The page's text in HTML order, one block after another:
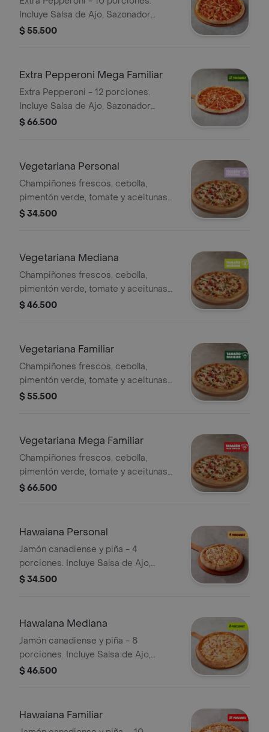
Incluye Salsa de Ajo, Sazonador
Pimienta Roja y Pepperoncini.
$ 55.500
Extra Pepperoni Mega Familiar
Extra Pepperoni - 12 porciones.
Incluye Salsa de Ajo, Sazonador
Pimienta Roja y Pepperoncini.
$ 66.500
Vegetariana Personal
Champiñones frescos, cebolla,
pimentón verde, tomate y aceitunas
negras - 4 porciones. Incluye Salsa
$ 34.500
Vegetariana Mediana
Champiñones frescos, cebolla,
pimentón verde, tomate y aceitunas
negras - 8 porciones. Incluye Salsa
$ 46.500
Vegetariana Familiar
Champiñones frescos, cebolla,
pimentón verde, tomate y aceitunas
negras. - 10 porciones. Incluye Salsa
$ 55.500
Vegetariana Mega Familiar
Champiñones frescos, cebolla,
pimentón verde, tomate y aceitunas
negras. - 12 porciones. Incluye Salsa
$ 66.500
Hawaiana Personal
Jamón canadiense y piña - 4
porciones. Incluye Salsa de Ajo,
Sazonador Pimienta Roja y
$ 34.500
Hawaiana Mediana
Jamón canadiense y piña - 8
porciones. Incluye Salsa de Ajo,
Sazonador Pimienta Roja y
$ 46.500
Hawaiana Familiar